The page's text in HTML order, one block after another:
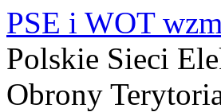
PSE i WOT
Polskie Sieci
Obrony